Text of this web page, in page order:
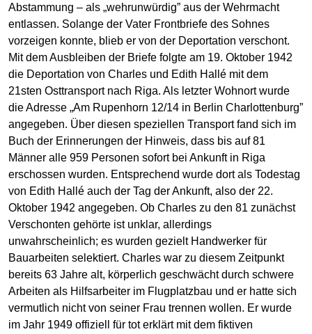
Abstammung – als „wehrunwürdig” aus der Wehrmacht
entlassen. Solange der Vater Frontbriefe des Sohnes
vorzeigen konnte, blieb er von der Deportation verschont.
Mit dem Ausbleiben der Briefe folgte am 19. Oktober 1942
die Deportation von Charles und Edith Hallé mit dem
21sten Osttransport nach Riga. Als letzter Wohnort wurde
die Adresse „Am Rupenhorn 12/14 in Berlin Charlottenburg”
angegeben. Über diesen speziellen Transport fand sich im
Buch der Erinnerungen der Hinweis, dass bis auf 81
Männer alle 959 Personen sofort bei Ankunft in Riga
erschossen wurden. Entsprechend wurde dort als Todestag
von Edith Hallé auch der Tag der Ankunft, also der 22.
Oktober 1942 angegeben. Ob Charles zu den 81 zunächst
Verschonten gehörte ist unklar, allerdings
unwahrscheinlich; es wurden gezielt Handwerker für
Bauarbeiten selektiert. Charles war zu diesem Zeitpunkt
bereits 63 Jahre alt, körperlich geschwächt durch schwere
Arbeiten als Hilfsarbeiter im Flugplatzbau und er hatte sich
vermutlich nicht von seiner Frau trennen wollen. Er wurde
im Jahr 1949 offiziell für tot erklärt mit dem fiktiven